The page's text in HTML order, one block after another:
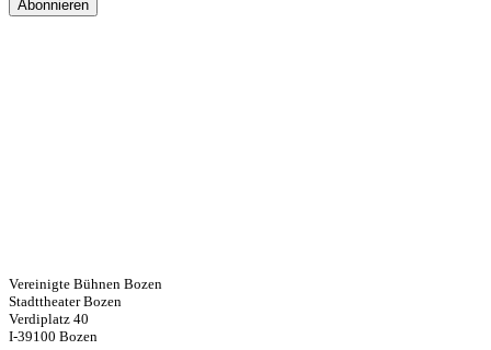
Vereinigte Bühnen Bozen
Stadttheater Bozen
Verdiplatz 40
I-39100 Bozen